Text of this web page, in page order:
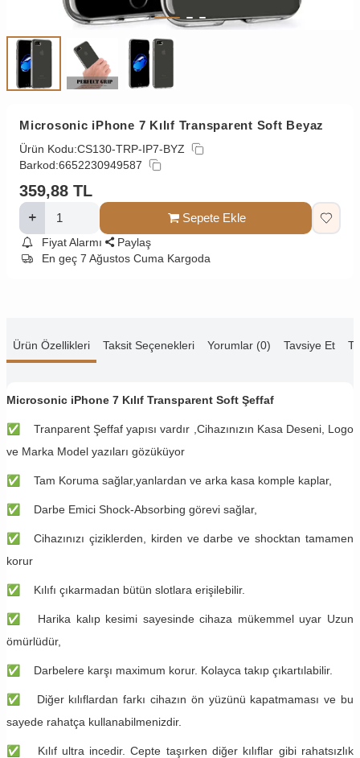
Microsonic iPhone 7 Kılıf Transparent Soft Beyaz
Ürün Kodu:CS130-TRP-IP7-BYZ
Barkod:6652230949587
359,88 TL
Sepete Ekle
Fiyat Alarmı
Paylaş
En geç 7 Ağustos Cuma Kargoda
Ürün Özellikleri Taksit Seçenekleri Yorumlar (0) Tavsiye Et
Microsonic iPhone 7 Kılıf Transparent Soft Şeffaf
✅ Tranparent Şeffaf yapısı vardır ,Cihazınızın Kasa Deseni, Logo
ve Marka Model yazıları gözüküyor
✅ Tam Koruma sağlar,yanlardan ve arka kasa komple kaplar,
✅ Darbe Emici Shock-Absorbing görevi sağlar,
✅ Cihazınızı çiziklerden, kirden ve darbe ve shocktan tamamen
korur
✅ Kılıfı çıkarmadan bütün slotlara erişilebilir.
✅ Harika kalıp kesimi sayesinde cihaza mükemmel uyar Uzun
ömürlüdür,
✅ Darbelere karşı maximum korur. Kolayca takıp çıkartılabilir.
✅ Diğer kılıflardan farkı cihazın ön yüzünü kapatmaması ve bu
sayede rahatça kullanabilmenizdir.
✅ Kılıf ultra incedir. Cepte taşırken diğer kılıflar gibi rahatsızlık